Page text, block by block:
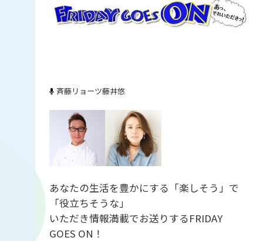
斉藤リョーツ藤井悠
あなたの生活を豊かにする「楽しそう」で
「役立ちそうな」
いただき情報満載でお送りするFRIDAY
GOES ON！